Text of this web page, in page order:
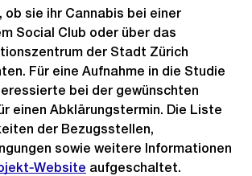
ob sie ihr Cannabis bei einer
Social Club oder über das
der Stadt Zürich
Für eine Aufnahme in die Studie
bei der gewünschten
einen Abklärungstermin. Die Liste
der Bezugsstellen,
sowie weitere Informationen
aufgeschaltet.